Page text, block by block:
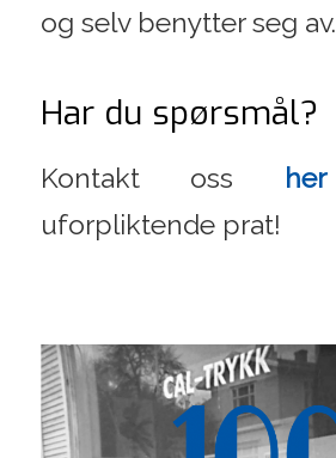
og selv benytter seg av.
Har du spørsmål?
Kontakt oss her
uforpliktende prat!